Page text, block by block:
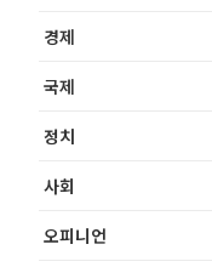
경제
국제
정치
사회
오피니언